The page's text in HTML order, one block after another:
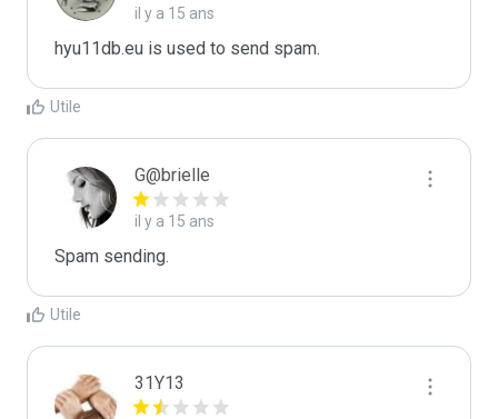
il y a 15 ans
hyu11db.eu is used to send spam.
Utile
G@brielle
il y a 15 ans
Spam sending.
Utile
31Y13